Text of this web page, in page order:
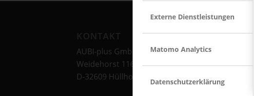
Externe Dienstleistungen
Matomo Analytics
Datenschutzerklärung
AUBI-plus GmbH
Weidehorst 116
D-32609 Hüllhorst